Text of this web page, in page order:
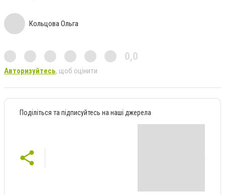
Кольцова Ольга
0,0
Авторизуйтесь, щоб оцінити
Поділіться та підписуйтесь на наші джерела